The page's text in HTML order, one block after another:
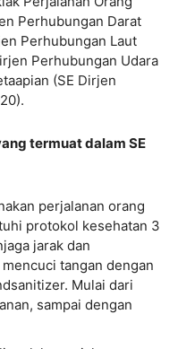
Perhubungan Darat
Perhubungan Laut
Perhubungan Udara
(SE Dirjen
termuat dalam SE
perjalanan orang
protokol kesehatan 3
jarak dan
tangan dengan
Mulai dari
sampai dengan